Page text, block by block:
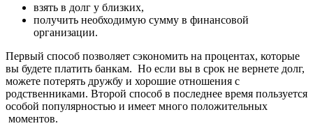
взять в долг у близких,
получить необходимую сумму в финансовой
организации.
Первый способ позволяет сэкономить на процентах, которые
вы будете платить банкам. Но если вы в срок не вернете долг,
можете потерять дружбу и хорошие отношения с
родственниками. Второй способ в последнее время пользуется
особой популярностью и имеет много положительных
моментов.